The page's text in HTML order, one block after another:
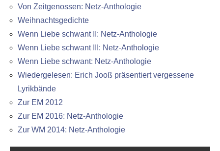
Von Zeitgenossen: Netz-Anthologie
Weihnachtsgedichte
Wenn Liebe schwant II: Netz-Anthologie
Wenn Liebe schwant III: Netz-Anthologie
Wenn Liebe schwant: Netz-Anthologie
Wiedergelesen: Erich Jooß präsentiert vergessene
Lyrikbände
Zur EM 2012
Zur EM 2016: Netz-Anthologie
Zur WM 2014: Netz-Anthologie